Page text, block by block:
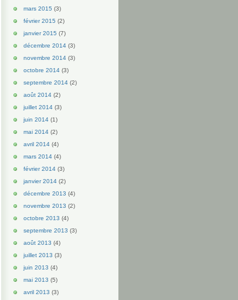
mars 2015 (3)
février 2015 (2)
janvier 2015 (7)
décembre 2014 (3)
novembre 2014 (3)
octobre 2014 (3)
septembre 2014 (2)
août 2014 (2)
juillet 2014 (3)
juin 2014 (1)
mai 2014 (2)
avril 2014 (4)
mars 2014 (4)
février 2014 (3)
janvier 2014 (2)
décembre 2013 (4)
novembre 2013 (2)
octobre 2013 (4)
septembre 2013 (3)
août 2013 (4)
juillet 2013 (3)
juin 2013 (4)
mai 2013 (5)
avril 2013 (3)